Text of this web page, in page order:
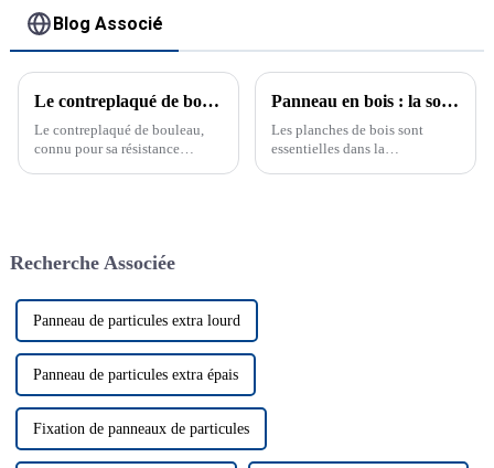
Blog Associé
Le contreplaqué de bouleau révolutionne le travail du bois et la construction
Le contreplaqué de bouleau,
connu pour sa résistance
Panneau en bois : la solution polyvalente pour la construction moderne
Les planches de bois sont
essentielles dans la
Recherche Associée
Panneau de particules extra lourd
Panneau de particules extra épais
Fixation de panneaux de particules